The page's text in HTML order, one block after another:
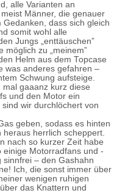
alle Varianten an
Männer, die genauer
dass sich gleich
somit wohl alle
Jungs „enttäuschen”
möglich zu „meinem”
Helm aus dem Topcase
was anderes gefahren –
Schwung aufsteige.
mal gaaanz kurz diese
und den Motor ein
wir durchlöchert von
geben, sodass es hinten
herrlich scheppert.
nach so kurzer Zeit habe
einige Motorradfans und -
– den Gashahn
Ich, die sonst immer über
wenigen ruhigen
das Knattern und